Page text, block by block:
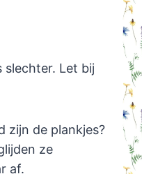
slechter. Let bij
zijn de plankjes?
ze
af.